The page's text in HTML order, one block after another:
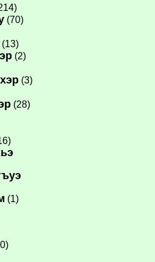
(70)
(13)
(2)
(3)
(28)
(1)